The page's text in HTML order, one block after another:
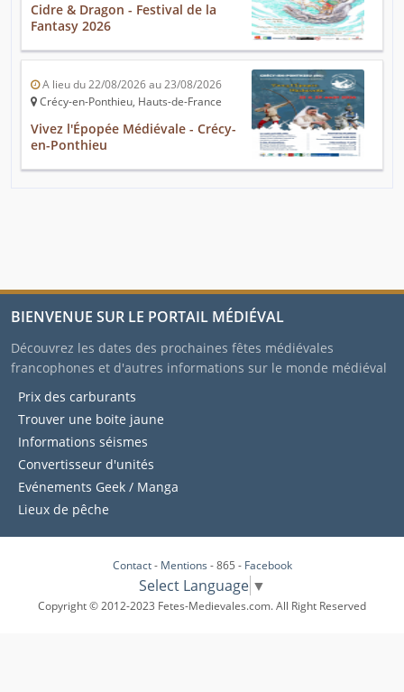
Cidre & Dragon - Festival de la
Fantasy 2026
A lieu du 22/08/2026 au 23/08/2026
Crécy-en-Ponthieu, Hauts-de-France
Vivez l'Épopée Médiévale - Crécy-
en-Ponthieu
BIENVENUE SUR LE PORTAIL MÉDIÉVAL
Découvrez les dates des prochaines fêtes médiévales
francophones et d'autres informations sur le monde médiéval
Prix des carburants
Trouver une boite jaune
Informations séismes
Convertisseur d'unités
Evénements Geek / Manga
Lieux de pêche
Contact- Mentions - 865 - Facebook
Select Language ▼
Copyright © 2012-2023 Fetes-Medievales.com. All Right Reserved